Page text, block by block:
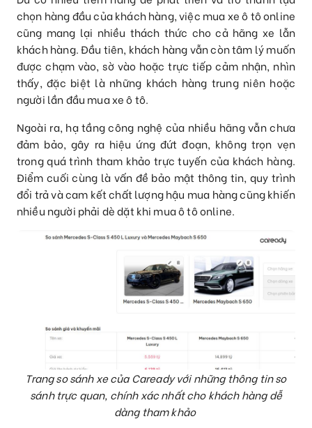
chọn hàng đầu của khách hàng, việc mua xe ô tô online
cũng mang lại nhiều thách thức cho cả hãng xe lẫn
khách hàng. Đầu tiên, khách hàng vẫn còn tâm lý muốn
được chạm vào, sờ vào hoặc trực tiếp cảm nhận, nhìn
thấy, đặc biệt là những khách hàng trung niên hoặc
người lần đầu mua xe ô tô.
Ngoài ra, hạ tầng công nghệ của nhiều hãng vẫn chưa
đảm bảo, gây ra hiệu ứng đứt đoạn, không trọn vẹn
trong quá trình tham khảo trực tuyến của khách hàng.
Điểm cuối cùng là vấn đề bảo mật thông tin, quy trình
đổi trả và cam kết chất lượng hậu mua hàng cũng khiến
nhiều người phải dè dặt khi mua ô tô online.
Trang so sánh xe của Caready với những thông tin so
sánh trực quan, chính xác nhất cho khách hàng dễ
dàng tham khảo